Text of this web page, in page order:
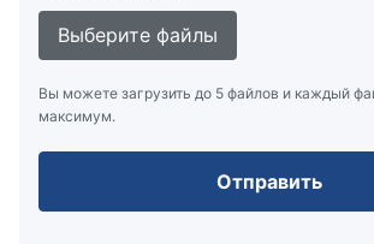
Выберите файлы
Вы можете загрузить до 5 файлов и каждый
максимум.
Отправить